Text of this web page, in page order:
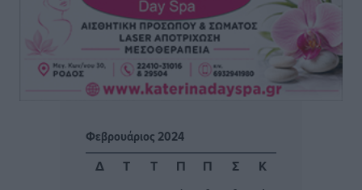
Ατρόμητος Διμυλιάς: Ο Μαργαρίτης και μία
αδιαπραγμάτευτη φιλοσοφία
Αθλητικά• πριν 15 ώρες
Παπαεμμανουήλ
πριν 16 ώρες
Φεβρουάριος 2024
Δ
Τ Τ Π Π Σ Κ